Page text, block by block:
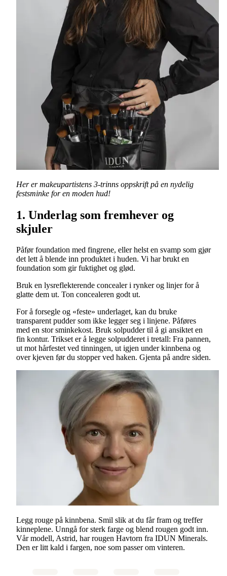
Her er makeupartistens 3-trinns oppskrift på en nydelig
festsminke for en moden hud!
1. Underlag som fremhever og
skjuler
Påfør foundation med fingrene, eller helst en svamp som gjør
det lett å blende inn produktet i huden. Vi har brukt en
foundation som gir fuktighet og glød.
Bruk en lysreflekterende concealer i rynker og linjer for å
glatte dem ut. Ton concealeren godt ut.
For å forsegle og «feste» underlaget, kan du bruke
transparent pudder som ikke legger seg i linjene. Påføres
med en stor sminkekost. Bruk solpudder til å gi ansiktet en
fin kontur. Trikset er å legge solpudderet i tretall: Fra pannen,
ut mot hårfestet ved tinningen, ut igjen under kinnbena og
over kjeven før du stopper ved haken. Gjenta på andre siden.
Legg rouge på kinnbena. Smil slik at du får fram og treffer
kinneplene. Unngå for sterk farge og blend rougen godt inn.
Vår modell, Astrid, har rougen Havtorn fra IDUN Minerals.
Den er litt kald i fargen, noe som passer om vinteren.